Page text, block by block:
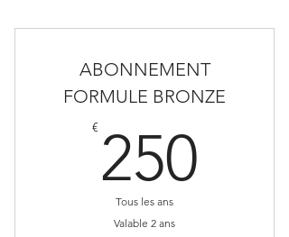
ABONNEMENT
FORMULE BRONZE
€ 250
Tous les ans
Valable 2 ans